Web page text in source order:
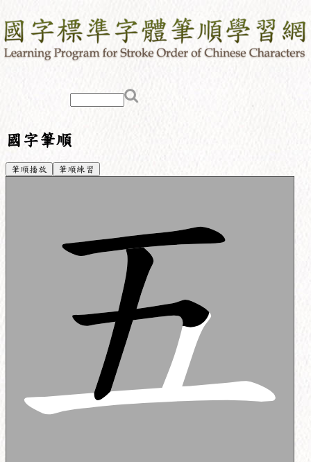
國字筆順
筆順播放 筆順練習